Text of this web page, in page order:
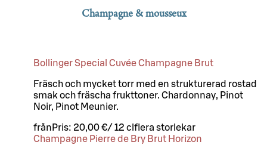
Champagne & mousseux
Bollinger Special Cuvée Champagne Brut
Fräsch och mycket torr med en strukturerad rostad
smak och fräscha frukttoner. Chardonnay, Pinot
Noir, Pinot Meunier.
från Pris: 20,00 €/ 12 cl flera storlekar
Champagne Pierre de Bry Brut Horizon